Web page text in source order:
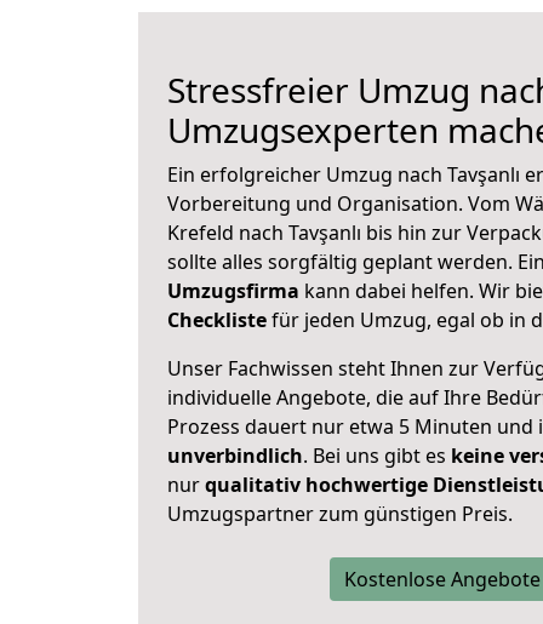
Stressfreier Umzug
Umzugsexperten
Ein erfolgreicher Umzug nach Tavşanlı
Vorbereitung und Organisation. Vom
Krefeld nach Tavşanlı bis hin zur
sollte alles sorgfältig geplant werden.
Umzugsfirma kann dabei helfen. Wir
Checklistefür jeden Umzug, egal ob in
Unser Fachwissen steht Ihnen zur
individuelle Angebote, die auf Ihre
Prozess dauert nur etwa 5 Minuten und
unverbindlich. Bei uns gibt es keine
nurqualitativ hochwertige
Umzugspartner zum günstigen Preis.
Kostenlose